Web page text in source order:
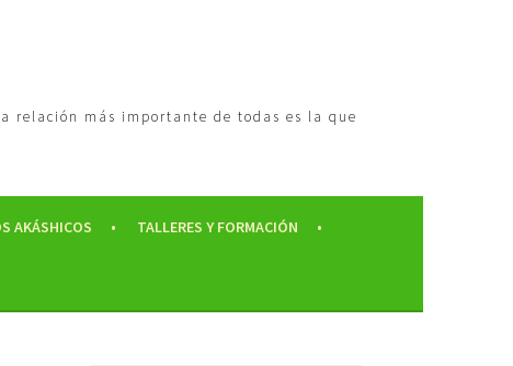
relación más importante de todas es la que
AKÁSHICOS TALLERES Y FORMACIÓN